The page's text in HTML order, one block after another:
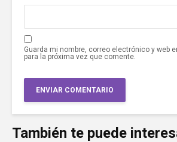
Guarda mi nombre, correo electrónico y web
para la próxima vez que comente.
También te puede